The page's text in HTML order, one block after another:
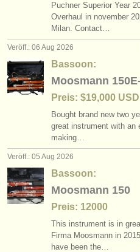
musikhochschulen
jugendorchester
musicalchairs:
über musicalchairs
kontakt
rss feeds
nachrichten in der
verlage:
anzeige veröffentlichen
find out about our ATS
Puchner Superior Year
Overhaul in november
Milan. Contact…
Veröff.: 06 Aug 2026
Bassoon:
Moosmann
Preis: $19,000 USD
Bought brand new two
great instrument with an
making…
Veröff.: 05 Aug 2026
Bassoon:
Moosmann 150
Preis: 12000
This instrument is in
Firma Moosmann in
have been the…